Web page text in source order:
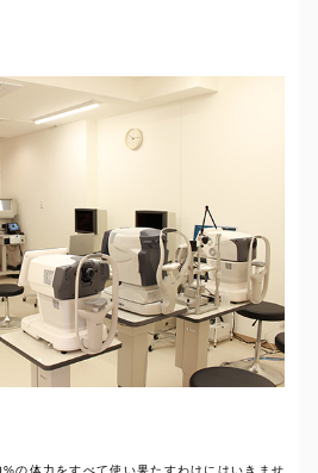
の体力をすべて使い果たすわけにはいきませ